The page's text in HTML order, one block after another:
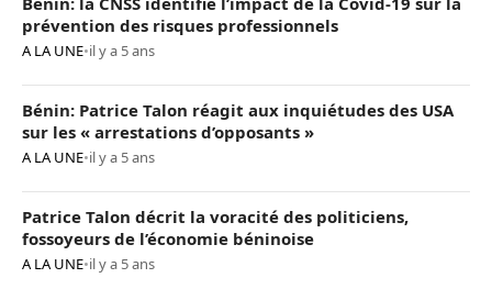
prévention des risques professionnels
A LA UNE•il y a 5 ans
Bénin: Patrice Talon réagit aux inquiétudes des USA
sur les « arrestations d’opposants »
A LA UNE•il y a 5 ans
Patrice Talon décrit la voracité des politiciens,
fossoyeurs de l’économie béninoise
A LA UNE•il y a 5 ans